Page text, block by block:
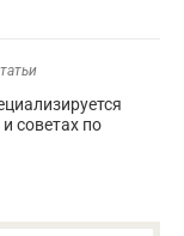
советах по